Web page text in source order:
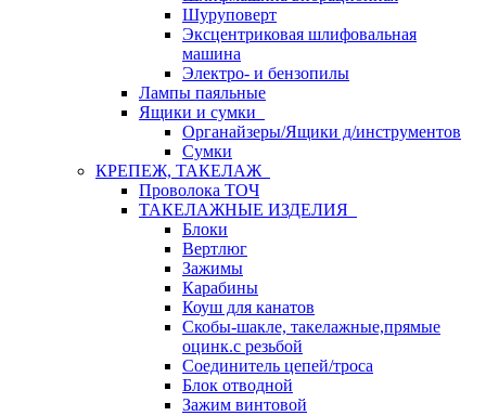
Шуруповерт
Эксцентриковая шлифовальная
машина
Электро- и бензопилы
Лампы паяльные
Ящики и сумки
Органайзеры/Ящики д/инструментов
Сумки
КРЕПЕЖ, ТАКЕЛАЖ
Проволока ТОЧ
ТАКЕЛАЖНЫЕ ИЗДЕЛИЯ
Блоки
Вертлюг
Зажимы
Карабины
Коуш для канатов
Скобы-шакле, такелажные,прямые
оцинк.с резьбой
Соединитель цепей/троса
Блок отводной
Зажим винтовой